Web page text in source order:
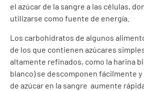
el azúcar de la sangre a las células,
utilizarse como fuente de energía.
Los carbohidratos de algunos
de los que contienen azúcares
altamente refinados, como la harina
blanco) se descomponen fácilmente
de azúcar en la sangre aumente